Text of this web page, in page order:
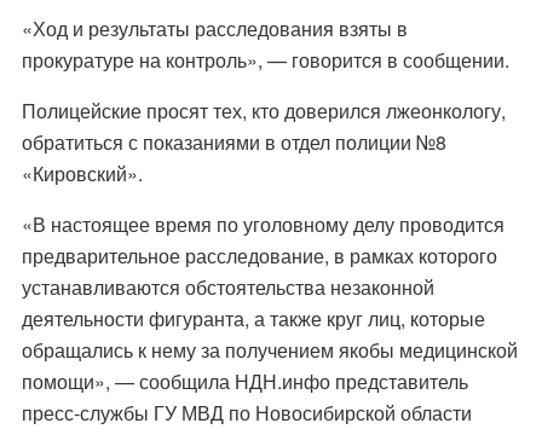
«Ход и результаты расследования взяты в
прокуратуре на контроль», — говорится в сообщении.
Полицейские просят тех, кто доверился лжеонкологу,
обратиться с показаниями в отдел полиции №8
«Кировский».
«В настоящее время по уголовному делу проводится
предварительное расследование, в рамках которого
устанавливаются обстоятельства незаконной
деятельности фигуранта, а также круг лиц, которые
обращались к нему за получением якобы медицинской
помощи», — сообщила НДН.инфо представитель
пресс-службы ГУ МВД по Новосибирской области